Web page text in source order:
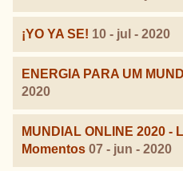
¡YO YA SE! 10 - jul - 2020
ENERGIA PARA UM
2020
MUNDIAL ONLINE 2020 -
Momentos 07 - jun - 2020